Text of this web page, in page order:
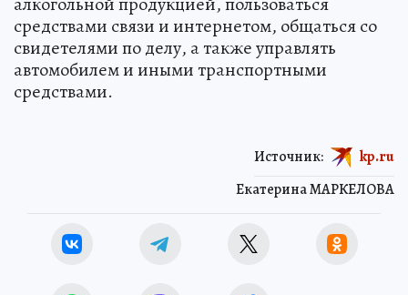
средствами связи и интернетом, общаться со
свидетелями по делу, а также управлять
автомобилем и иными транспортными
средствами.
Екатерина МАРКЕЛОВА
Источник: kp.ru